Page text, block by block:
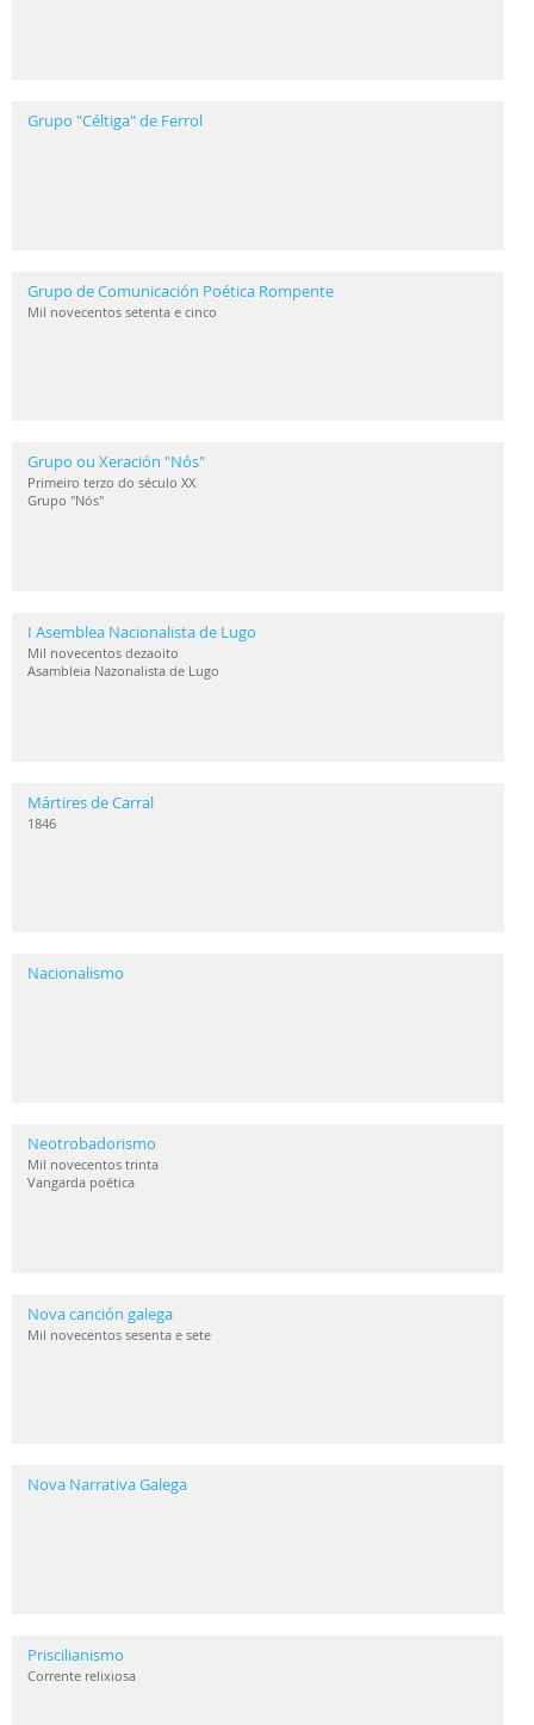
Grupo "Céltiga" de Ferrol
Grupo de Comunicación Poética Rompente
Mil novecentos setenta e cinco
Grupo ou Xeración "Nós"
Primeiro terzo do século XX
Grupo "Nós"
I Asemblea Nacionalista de Lugo
Mil novecentos dezaoito
Asambleia Nazonalista de Lugo
Mártires de Carral
1846
Nacionalismo
Neotrobadorismo
Mil novecentos trinta
Vangarda poética
Nova canción galega
Mil novecentos sesenta e sete
Nova Narrativa Galega
Priscilianismo
Corrente relixiosa